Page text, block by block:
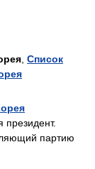
Список
президент.
партию